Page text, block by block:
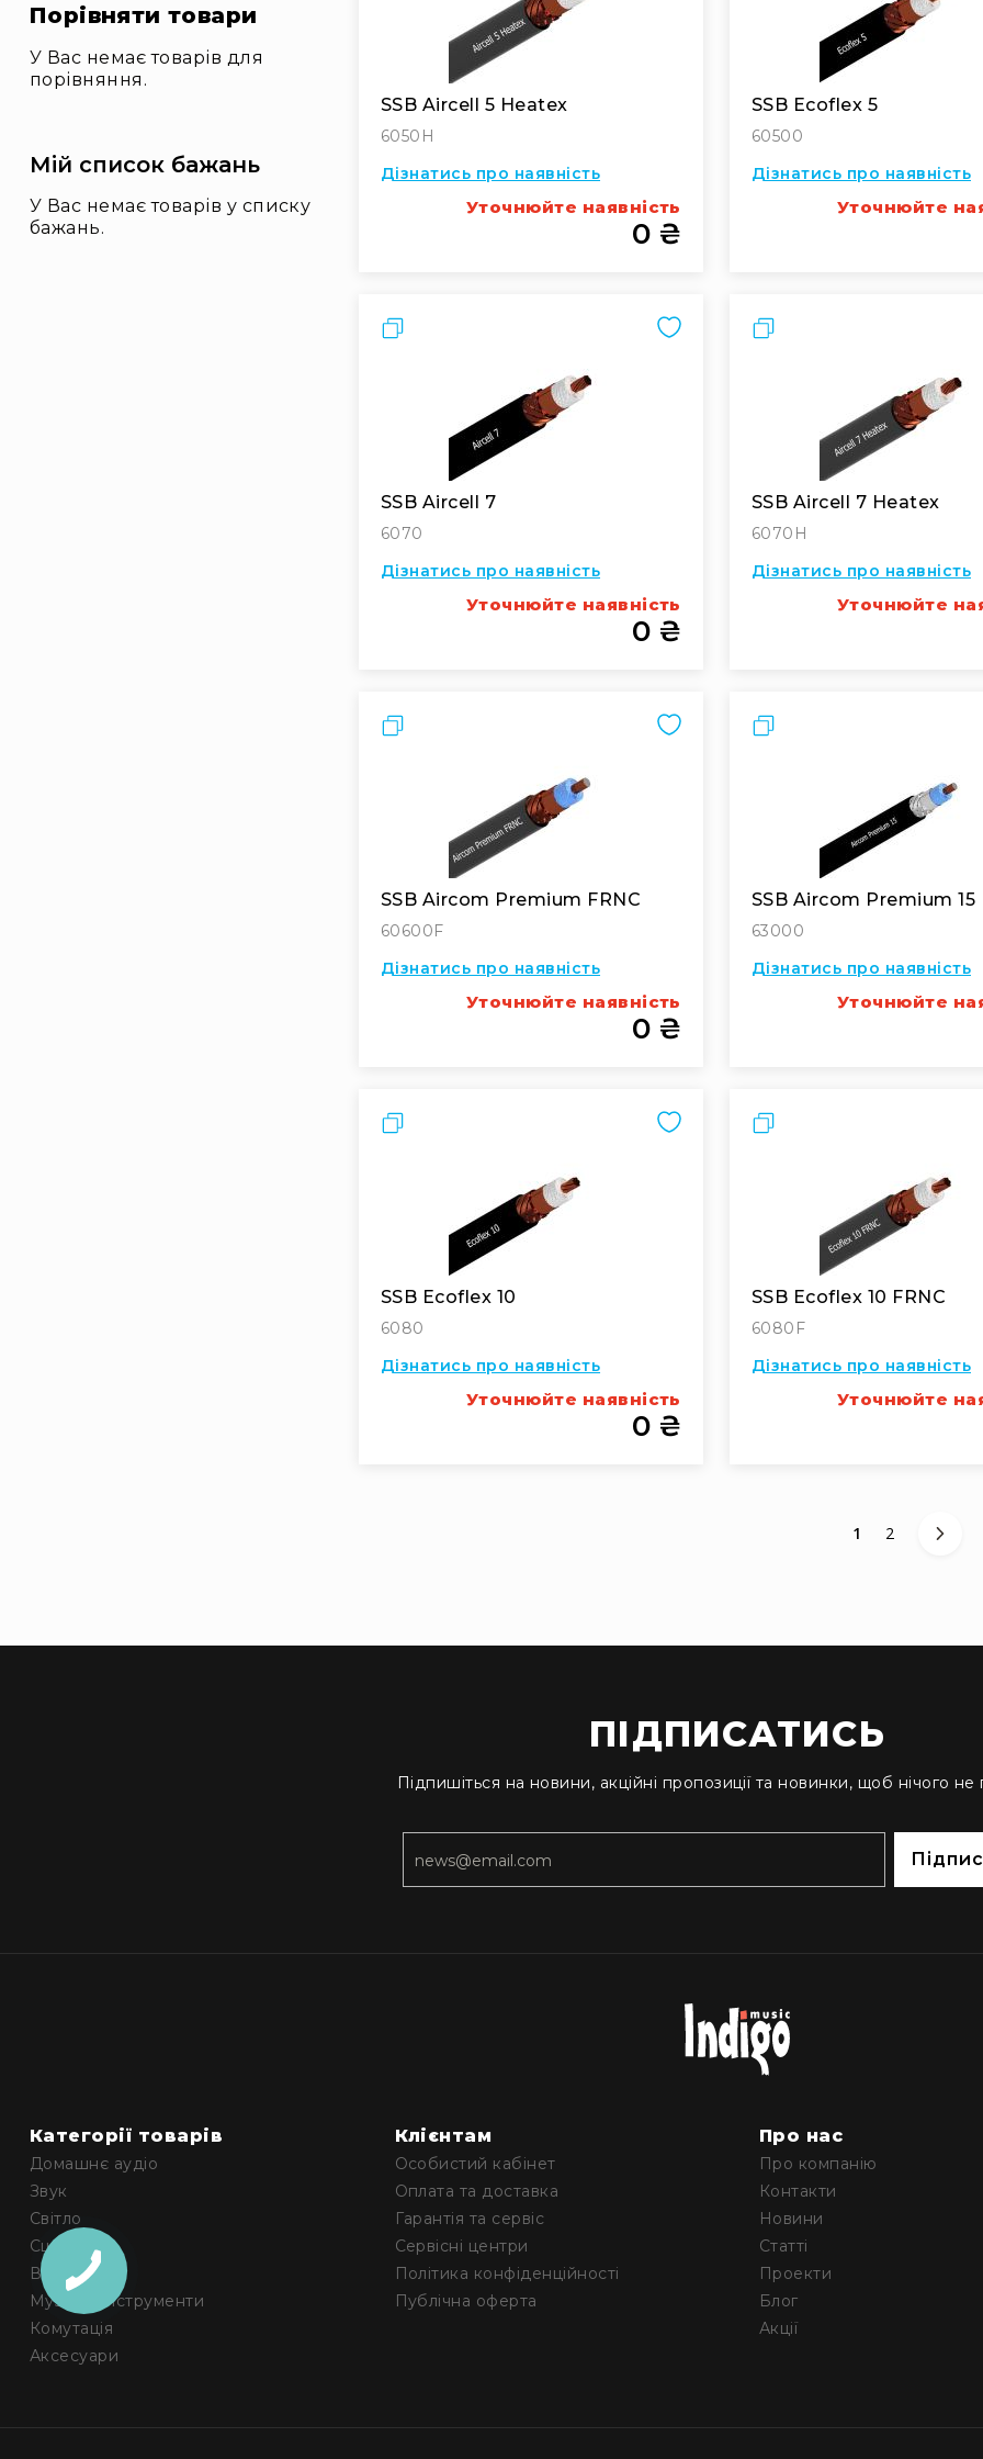
і
о
А
к
Новини
SSB Aircell 5 Heatex
6050H
Дізнатись про наявність
Уточнюйте наявність
0 ₴
SSB Ecoflex 5
60500
Дізнатись про наявність
Уточнюйте
Порівняти
SSB Aircell 7
6070
Дізнатись про наявність
Уточнюйте наявність
0 ₴
Порівняти
SSB Aircell 7 Heatex
6070H
Дізнатись про наявність
Уточнюйте
Порівняти
SSB Aircom Premium FRNC
60600F
Дізнатись про наявність
Уточнюйте наявність
0 ₴
Порівняти
SSB Aircom Premium 15
63000
Дізнатись про наявність
Уточнюйте
Порівняти
SSB Ecoflex 10
6080
Дізнатись про наявність
Уточнюйте наявність
0 ₴
Порівняти
SSB Ecoflex 10 FRNC
6080F
Дізнатись про наявність
Уточнюйте
You're currently
1 Сторінка
2
Порівняти товари
У Вас немає товарів для
порівняння.
Мій список бажань
У Вас немає товарів у списку
бажань.
ПІДПИСАТИСЬ
Підпишіться на новини, акційні пропозиції та новинки, щоб нічого не
Категорії товарів
Домашнє аудіо
Звук
Світло
Сцена
Відео
Музичні інструменти
Комутація
Аксесуари
Клієнтам
Особистий кабінет
Оплата та доставка
Гарантія та сервіс
Сервісні центри
Політика конфіденційності
Публічна оферта
Про нас
Про компанію
Контакти
Новини
Статті
Проекти
Блог
Акції